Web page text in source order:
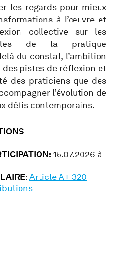
les regards pour mieux
à l’œuvre et
collective sur les
de la pratique
du constat, l’ambition
pistes de réflexion et
des praticiens que des
l’évolution de
défis contemporains.
15.07.2026 à
:Article A+ 320